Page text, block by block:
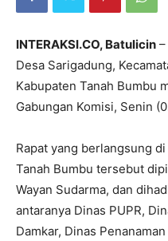
INTERAKSI.CO, Batulicin
Desa Sarigadung,
Kabupaten Tanah Bumbu
Gabungan Komisi, Senin
Rapat yang berlangsung
Tanah Bumbu tersebut
Wayan Sudarma, dan
antaranya Dinas PUPR,
Damkar, Dinas